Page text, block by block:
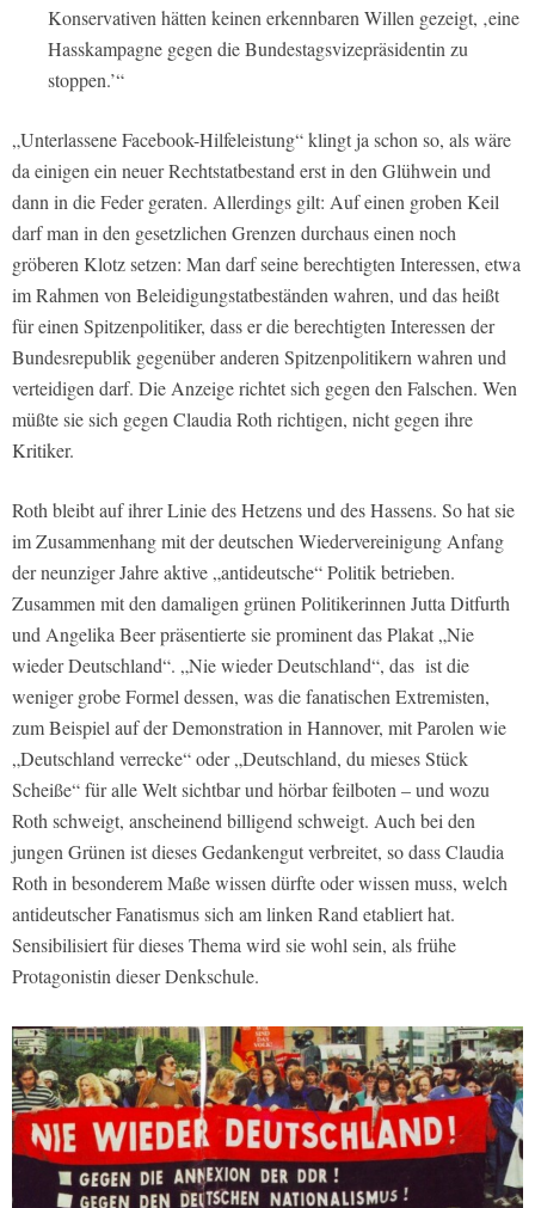
Konservativen hätten keinen erkennbaren Willen gezeigt, ‚eine
Hasskampagne gegen die Bundestagsvizepräsidentin zu
stoppen.’“
„Unterlassene Facebook-Hilfeleistung“ klingt ja schon so, als wäre
da einigen ein neuer Rechtstatbestand erst in den Glühwein und
dann in die Feder geraten. Allerdings gilt: Auf einen groben Keil
darf man in den gesetzlichen Grenzen durchaus einen noch
gröberen Klotz setzen: Man darf seine berechtigten Interessen, etwa
im Rahmen von Beleidigungstatbeständen wahren, und das heißt
für einen Spitzenpolitiker, dass er die berechtigten Interessen der
Bundesrepublik gegenüber anderen Spitzenpolitikern wahren und
verteidigen darf. Die Anzeige richtet sich gegen den Falschen. Wen
müßte sie sich gegen Claudia Roth richtigen, nicht gegen ihre
Kritiker.
Roth bleibt auf ihrer Linie des Hetzens und des Hassens. So hat sie
im Zusammenhang mit der deutschen Wiedervereinigung Anfang
der neunziger Jahre aktive „antideutsche“ Politik betrieben.
Zusammen mit den damaligen grünen Politikerinnen Jutta Ditfurth
und Angelika Beer präsentierte sie prominent das Plakat „Nie
wieder Deutschland“. „Nie wieder Deutschland“, das ist die
weniger grobe Formel dessen, was die fanatischen Extremisten,
zum Beispiel auf der Demonstration in Hannover, mit Parolen wie
„Deutschland verrecke“ oder „Deutschland, du mieses Stück
Scheiße“ für alle Welt sichtbar und hörbar feilboten – und wozu
Roth schweigt, anscheinend billigend schweigt. Auch bei den
jungen Grünen ist dieses Gedankengut verbreitet, so dass Claudia
Roth in besonderem Maße wissen dürfte oder wissen muss, welch
antideutscher Fanatismus sich am linken Rand etabliert hat.
Sensibilisiert für dieses Thema wird sie wohl sein, als frühe
Protagonistin dieser Denkschule.